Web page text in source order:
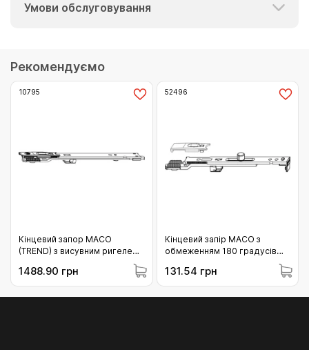
Умови обслуговування
Рекомендуємо
10795
Кінцевий запор МАСО
(TREND) з висувним ригелем
1488.90 грн
52496
Кінцевий запір МАСО з
обмеженням 180 градусів
131.54 грн